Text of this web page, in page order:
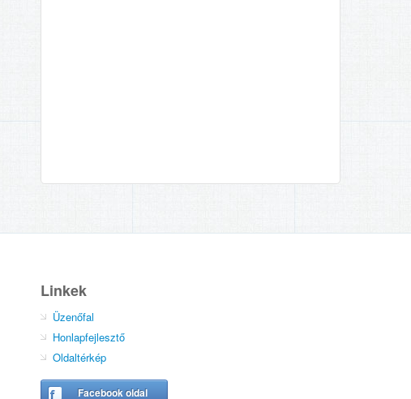
Linkek
Üzenőfal
Honlapfejlesztő
Oldaltérkép
Facebook oldal